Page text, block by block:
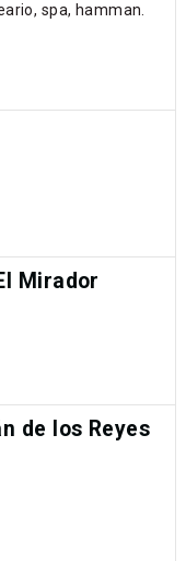
spa, hamman.
Mirador
de los Reyes